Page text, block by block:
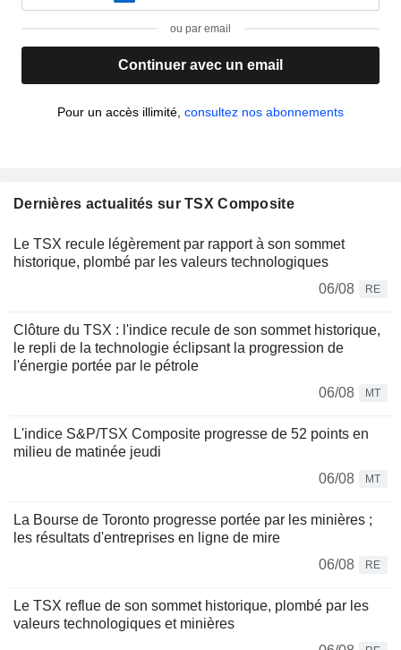
ou par email
Continuer avec un email
Pour un accès illimité, consultez nos abonnements
Dernières actualités sur TSX Composite
Le TSX recule légèrement par rapport à son sommet
historique, plombé par les valeurs technologiques
06/08
RE
Clôture du TSX : l'indice recule de son sommet historique,
le repli de la technologie éclipsant la progression de
l'énergie portée par le pétrole
06/08
MT
L'indice S&P/TSX Composite progresse de 52 points en
milieu de matinée jeudi
06/08
MT
La Bourse de Toronto progresse portée par les minières ;
les résultats d'entreprises en ligne de mire
06/08
RE
Le TSX reflue de son sommet historique, plombé par les
valeurs technologiques et minières